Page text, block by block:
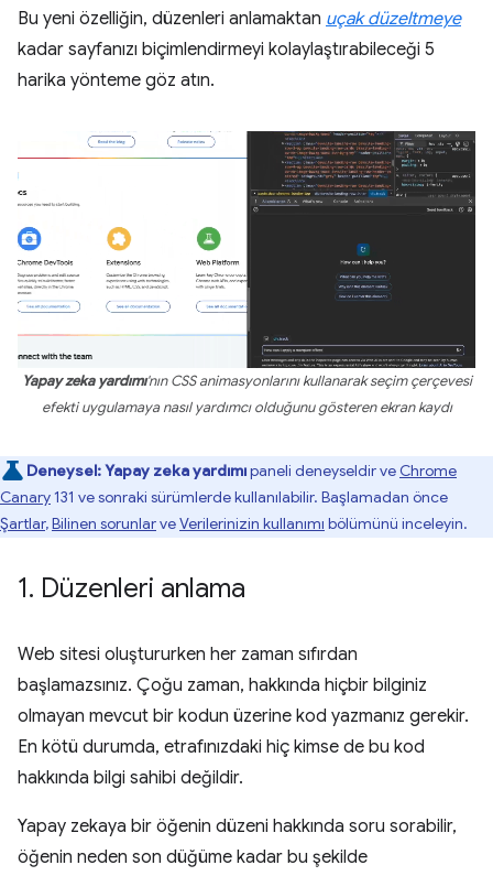
Bu yeni özelliğin, düzenleri anlamaktan uçak düzeltmeye
kadar sayfanızı biçimlendirmeyi kolaylaştırabileceği 5
harika yönteme göz atın.
Yapay zeka yardımı'nın CSS animasyonlarını kullanarak seçim çerçevesi
efekti uygulamaya nasıl yardımcı olduğunu gösteren ekran kaydı
Deneysel:Yapay zeka yardımıpaneli deneyseldir ve Chrome
Canary131 ve sonraki sürümlerde kullanılabilir. Başlamadan önce
Şartlar,Bilinen sorunlarveVerilerinizin kullanımı bölümünü inceleyin.
1. Düzenleri anlama
Web sitesi oluştururken her zaman sıfırdan
başlamazsınız. Çoğu zaman, hakkında hiçbir bilginiz
olmayan mevcut bir kodun üzerine kod yazmanız gerekir.
En kötü durumda, etrafınızdaki hiç kimse de bu kod
hakkında bilgi sahibi değildir.
Yapay zekaya bir öğenin düzeni hakkında soru sorabilir,
öğenin neden son düğüme kadar bu şekilde